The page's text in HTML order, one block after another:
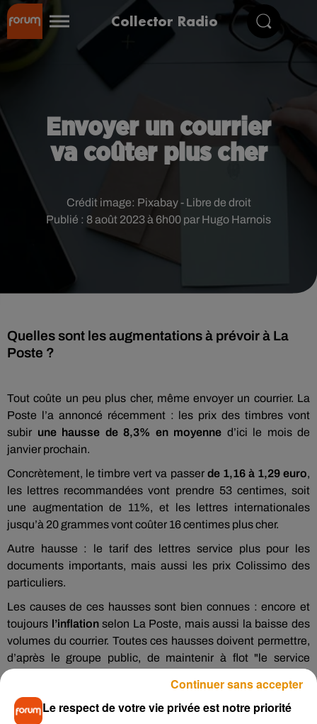
Collector Radio
Envoyer un courrier
va coûter plus cher
Publié : 8 août 2023 à 6h00 par Hugo Harnois
Crédit image: Pixabay - Libre de droit
Quelles sont les augmentations à prévoir à La
Poste ?
Tout coûte un peu plus cher, même envoyer un courrier. La
Poste l’a annoncé récemment : les prix des timbres vont
subir une hausse de 8,3% en moyenne d’ici le mois de
janvier prochain.
Concrètement, le timbre vert va passer de 1,16 à 1,29 euro,
les lettres recommandées vont prendre 53 centimes, soit
une augmentation de 11%, et les lettres internationales
jusqu’à 20 grammes vont coûter 16 centimes plus cher.
Autre hausse : le tarif des lettres service plus pour les
documents importants, mais aussi les prix Colissimo des
particuliers.
Les causes de ces hausses sont bien connues : encore et
toujours l’inflationselon La Poste, mais aussi la baisse des
volumes du courrier. Toutes ces hausses doivent permettre,
d’après le groupe public, de maintenir à flot "le service
universel postal."
Dernier petit chiffre : selon La Poste, chaque foyer français
dépensera en moyenne cette année33 euros en produits
Le respect de votre vie privée est notre priorité
Continuer sans accepter